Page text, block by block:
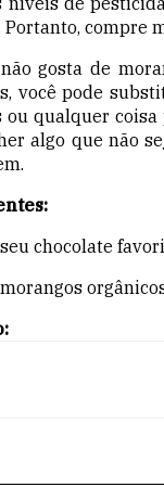
Portanto, compre
gosta de
você pode
ou qualquer
algo que não
chocolate